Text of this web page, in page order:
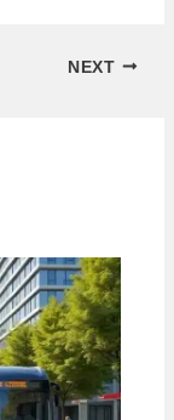
NEXT